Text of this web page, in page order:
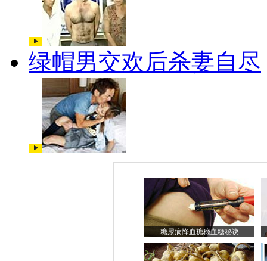
绿帽男交欢后杀妻自尽
糖尿病降血糖稳血糖秘诀